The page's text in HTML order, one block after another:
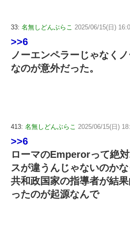
33: 名無しどんぶらこ 2025/06/15(日)
>>6
ノーエンペラーじゃなく
なのが意外だった。
413: 名無しどんぶらこ 2025/06/15(日)
>>6
ローマのEmperorって絶
スが違うんじゃないのかな
共和政国家の指導者が結
ったのが起源なんで